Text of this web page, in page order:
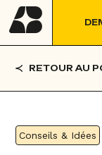
RETOUR AU
Conseils & Idées